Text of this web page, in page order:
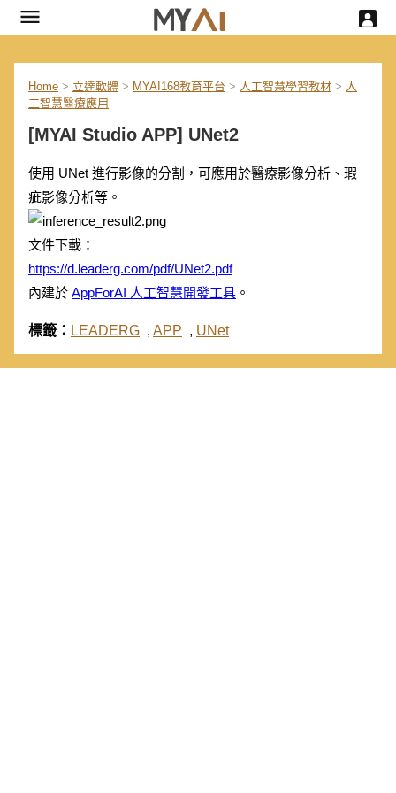
Home > 立達軟體 > MYAI168教育平台 > 人工智慧學習教材 > 人
工智慧醫療應用
[MYAI Studio APP] UNet2
使用 UNet 進行影像的分割，可應用於醫療影像分析、瑕
疵影像分析等。
文件下載：
https://d.leaderg.com/pdf/UNet2.pdf
內建於 AppForAI 人工智慧開發工具 。
標籤： LEADERG , APP , UNet